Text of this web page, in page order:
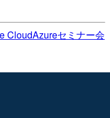
CloudAzureセミナー会